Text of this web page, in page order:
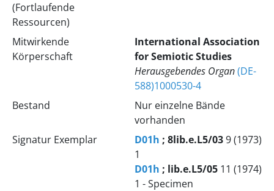
(Fortlaufende
Ressourcen)
Mitwirkende
Körperschaft
International Association
for Semiotic Studies
Herausgebendes Organ(DE-
588)1000530-4
Bestand
Nur einzelne Bände
vorhanden
Signatur Exemplar
D01h ; 8lib.e.L5/039 (1973)
1
D01h ; lib.e.L5/05 11 (1974)
1 - Specimen